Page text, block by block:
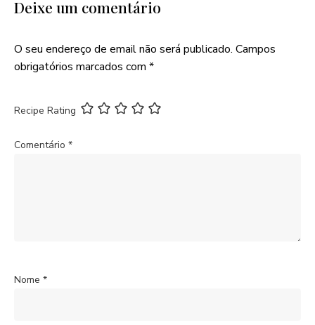
Deixe um comentário
O seu endereço de email não será publicado. Campos
obrigatórios marcados com *
Recipe Rating
Comentário *
Nome *